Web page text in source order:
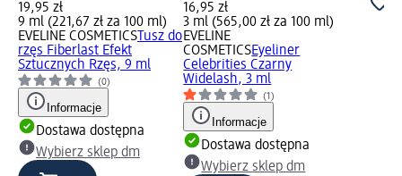
19,95 zł
9 ml (221,67 zł za 100 ml)
EVELINE COSMETICSTusz do
rzęs Fiberlast Efekt
Sztucznych Rzęs, 9 ml
(0)
Informacje
Dostawa dostępna
Wybierz sklep dm
16,95 zł
3 ml (565,00 zł za 100 ml)
EVELINE
COSMETICSEyeliner
Celebrities Czarny
Widelash, 3 ml
(1)
Informacje
Dostawa dostępna
Wybierz sklep dm